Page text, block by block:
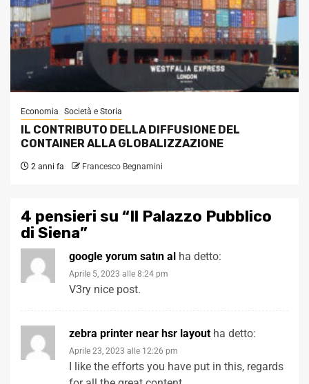
Economia Società e Storia
IL CONTRIBUTO DELLA DIFFUSIONE DEL
CONTAINER ALLA GLOBALIZZAZIONE
2 anni fa Francesco Begnamini
4 pensieri su “Il Palazzo Pubblico
di Siena”
google yorum satın al ha detto:
Aprile 5, 2023 alle 8:24 pm
V3ry nice post.
zebra printer near hsr layout ha detto:
Aprile 23, 2023 alle 12:26 pm
I like the efforts you have put in this, regards